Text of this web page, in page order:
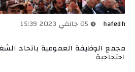
hafedh
مجمع الوظيفة العمومية باتحاد
احتجاجية